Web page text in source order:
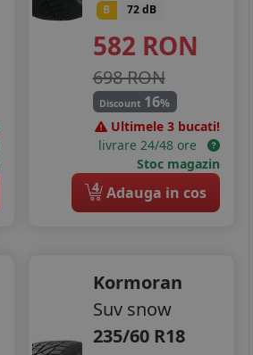
B 72 dB
582 RON
698 RON
Discount 16%
Ultimele 3 bucati!
livrare 24/48 ore
Stoc magazin
4 Adauga in cos
Kormoran
Suv snow
235/60 R18